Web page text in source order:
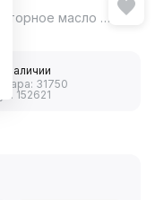
MOBIL 1 ESP 5W30 - синтетическое моторное масло с улучшенными эксплуатационными характеристиками. ещё
наличии
31750
152621